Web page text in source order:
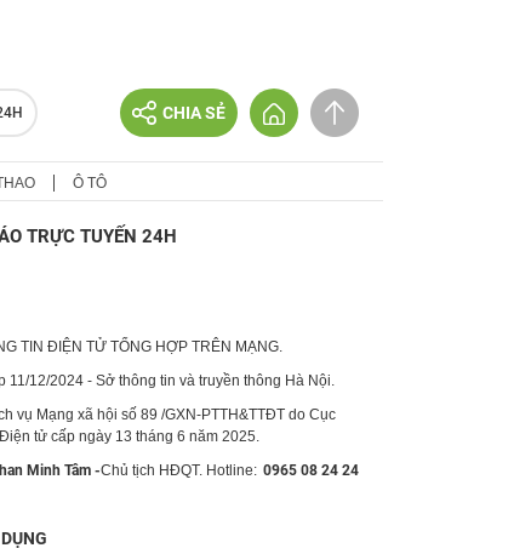
CHIA SẺ
Ô TÔ
TRỰC TUYẾN 24H
TIN ĐIỆN TỬ TỔNG HỢP TRÊN MẠNG.
11/12/2024 - Sở thông tin và truyền thông Hà Nội.
vụ Mạng xã hội số 89 /GXN-PTTH&TTĐT do Cục
tử cấp ngày 13 tháng 6 năm 2025.
Minh Tâm -Chủ tịch HĐQT. Hotline: 0965 08 24 24